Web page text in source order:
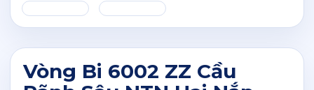
Vòng Bi 6002 ZZ Cầu